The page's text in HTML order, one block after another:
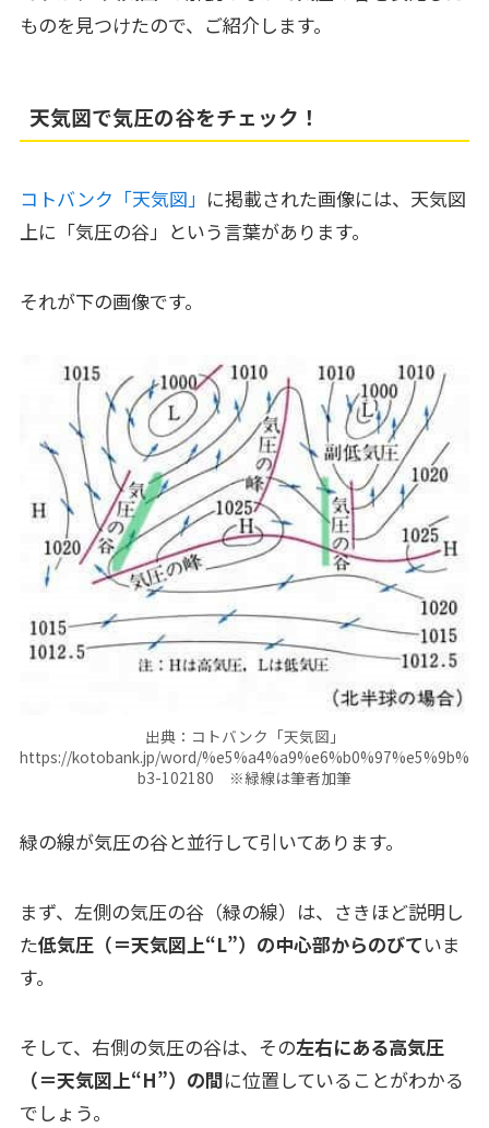
ものを見つけたので、ご紹介します。
天気図で気圧の谷をチェック！
コトバンク「天気図」 に掲載された画像には、天気図
上に「気圧の谷」という言葉があります。
それが下の画像です。
出典：コトバンク「天気図」
https://kotobank.jp/word/%e5%a4%a9%e6%b0%97%e5%9b%
b3-102180 ※緑線は筆者加筆
緑の線が気圧の谷と並行して引いてあります。
まず、左側の気圧の谷（緑の線）は、さきほど説明し
た低気圧（＝天気図上“L”）の中心部からのびていま
す。
そして、右側の気圧の谷は、その左右にある高気圧
（＝天気図上“H”）の間に位置していることがわかる
でしょう。